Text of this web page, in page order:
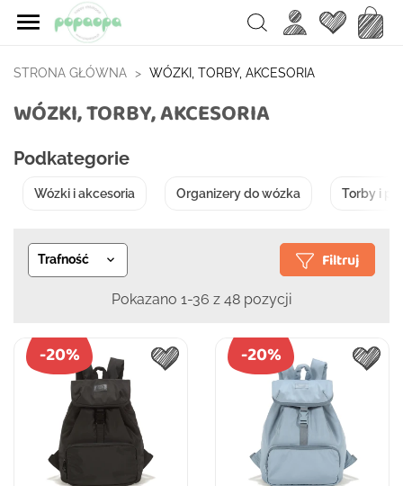
 Search Ulubione
STRONA GŁÓWNA WÓZKI, TORBY, AKCESORIA
WÓZKI, TORBY, AKCESORIA
Podkategorie
Wózki i akcesoria Organizery do wózka Torby i
Trafność  Filtruj
Pokazano 1-36 z 48 pozycji
-20% -20%